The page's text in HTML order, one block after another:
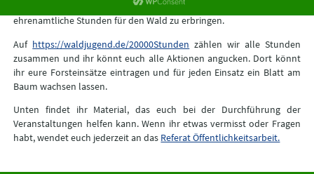
einsetzen. Dazu versprechen wir im Jahr 2020 – 20.000
ehrenamtliche Stunden für den Wald zu erbringen.
Auf https://waldjugend.de/20000Stunden zählen wir alle Stunden
zusammen und ihr könnt euch alle Aktionen angucken. Dort könnt
ihr eure Forsteinsätze eintragen und für jeden Einsatz ein Blatt am
Baum wachsen lassen.
Unten findet ihr Material, das euch bei der Durchführung der
Veranstaltungen helfen kann. Wenn ihr etwas vermisst oder Fragen
habt, wendet euch jederzeit an das Referat Öffentlichkeitsarbeit.